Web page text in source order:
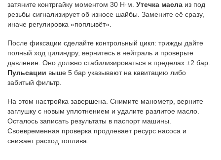
затяните контргайку моментом 30 Н·м. Утечка масла из под
резьбы сигнализирует об износе шайбы. Замените её сразу,
иначе регулировка «поплывёт».
После фиксации сделайте контрольный цикл: трижды дайте
полный ход цилиндру, вернитесь в нейтраль и проверьте
давление. Оно должно стабилизироваться в пределах ±2 бар.
Пульсации выше 5 бар указывают на кавитацию либо
забитый фильтр.
На этом настройка завершена. Снимите манометр, верните
заглушку с новым уплотнением и удалите разлитое масло.
Осталось записать результаты в паспорт машины.
Своевременная проверка продлевает ресурс насоса и
снижает расход топлива.